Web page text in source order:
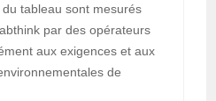
tableau sont mesurés
par des opérateurs
aux exigences et aux
de